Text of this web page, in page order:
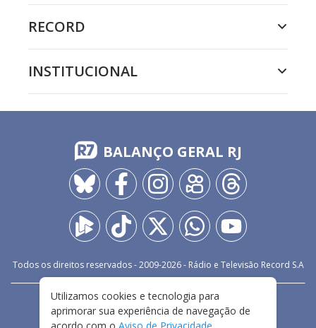
RECORD
INSTITUCIONAL
BALANÇO GERAL RJ
Todos os direitos reservados - 2009-2026- Rádio e Televisão Record S.A
FALE CONOSCO
PRIVACIDADE
TERMOS E CONDIÇÕES DE USO
Utilizamos cookies e tecnologia para
aprimorar sua experiência de navegação de